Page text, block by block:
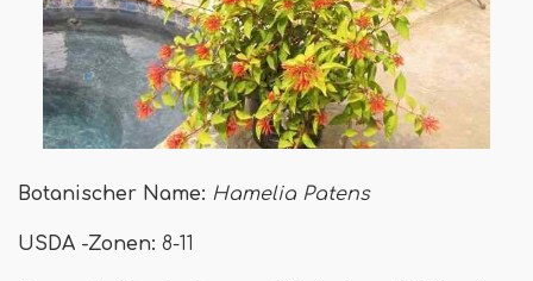
Botanischer Name: Hamelia Patens
USDA -Zonen: 8-11